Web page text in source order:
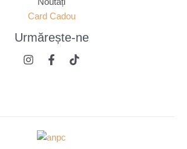
Noutăți
Card Cadou
Urmărește-ne